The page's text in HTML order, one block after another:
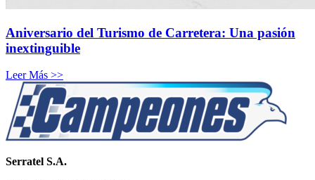
Aniversario del Turismo de Carretera: Una pasión
inextinguible
Leer Más >>
Serratel S.A.